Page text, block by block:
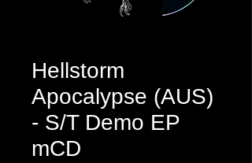
Hellstorm
Apocalypse (AUS)
- S/T Demo EP
mCD